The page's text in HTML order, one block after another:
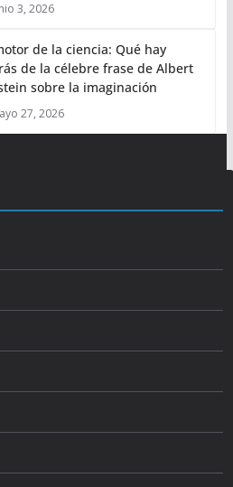
3, 2026
de la ciencia: Qué hay
de la célebre frase de Albert
sobre la imaginación
27, 2026